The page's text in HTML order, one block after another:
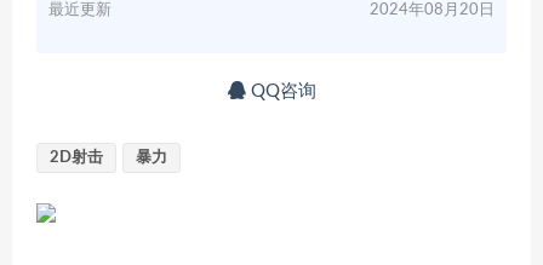
最近更新 2024年08月20日
QQ咨询
2D射击 暴力